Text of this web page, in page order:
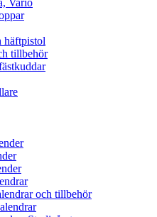
Vario
häftpistol
tillbehör
och tillbehör